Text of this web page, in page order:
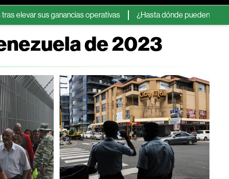
sus ganancias operativas ¿Hasta dónde pueden llegar las
de 2023